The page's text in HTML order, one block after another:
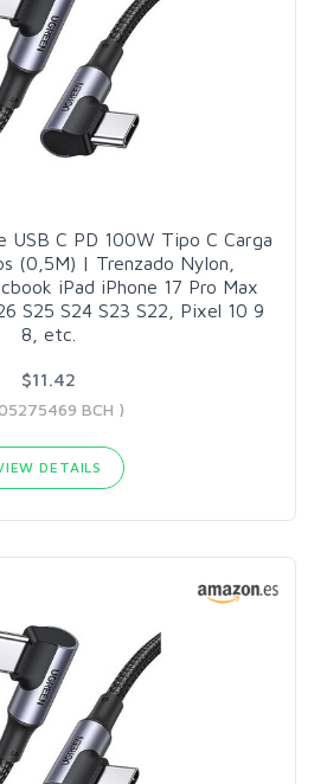
USB C PD 100W Tipo C Carga
(0,5M) | Trenzado Nylon,
iPad iPhone 17 Pro Max
S25 S24 S23 S22, Pixel 10 9
8, etc.
$11.42
BCH )
DETAILS